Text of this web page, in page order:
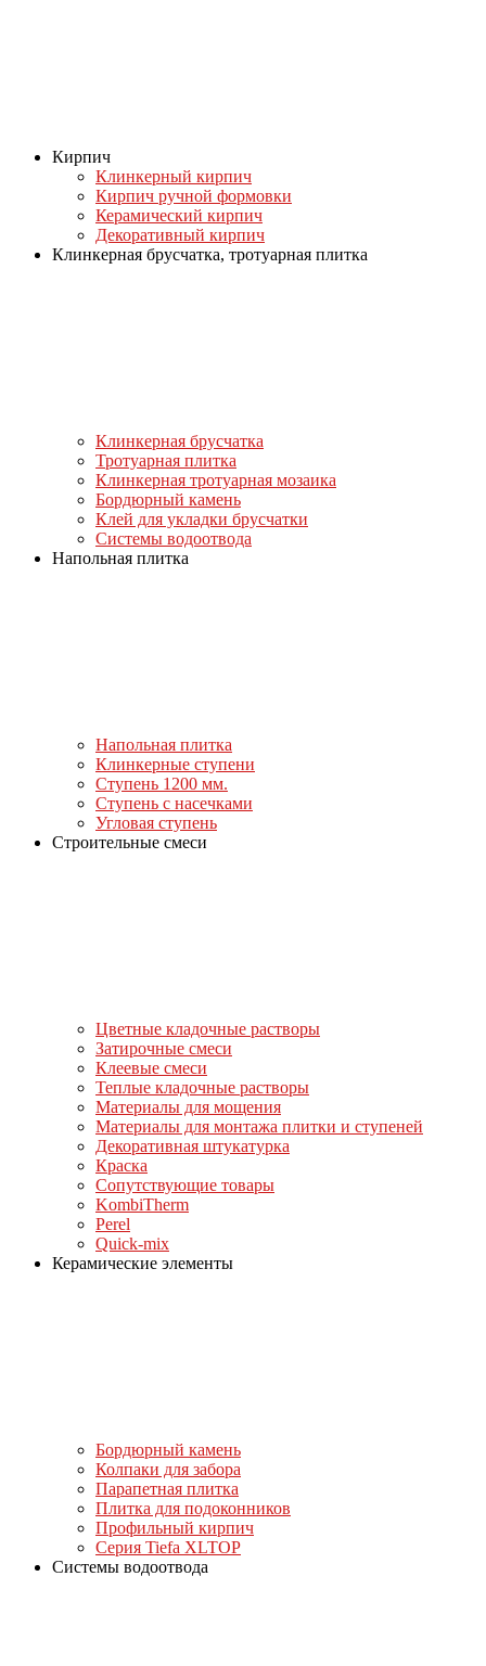
Кирпич
Клинкерный кирпич
Кирпич ручной формовки
Керамический кирпич
Декоративный кирпич
Клинкерная брусчатка, тротуарная плитка
Клинкерная брусчатка
Тротуарная плитка
Клинкерная тротуарная мозаика
Бордюрный камень
Клей для укладки брусчатки
Системы водоотвода
Напольная плитка
Напольная плитка
Клинкерные ступени
Ступень 1200 мм.
Ступень с насечками
Угловая ступень
Строительные смеси
Цветные кладочные растворы
Затирочные смеси
Клеевые смеси
Теплые кладочные растворы
Материалы для мощения
Материалы для монтажа плитки и ступеней
Декоративная штукатурка
Краска
Сопутствующие товары
KombiTherm
Perel
Quick-mix
Керамические элементы
Бордюрный камень
Колпаки для забора
Парапетная плитка
Плитка для подоконников
Профильный кирпич
Серия Tiefa XLTOP
Системы водоотвода